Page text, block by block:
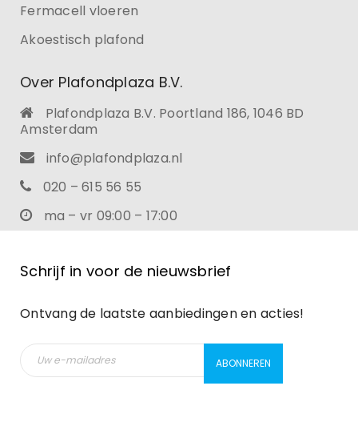
Fermacell vloeren
Akoestisch plafond
Over Plafondplaza B.V.
Plafondplaza B.V. Poortland 186, 1046 BD
Amsterdam
info@plafondplaza.nl
020 – 615 56 55
ma – vr 09:00 – 17:00
Schrijf in voor de nieuwsbrief
Ontvang de laatste aanbiedingen en acties!